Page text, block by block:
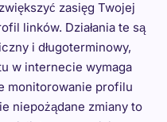
zasięg Twojej
linków. Działania te są
i długoterminowy,
w internecie wymaga
monitorowanie profilu
niepożądane zmiany to